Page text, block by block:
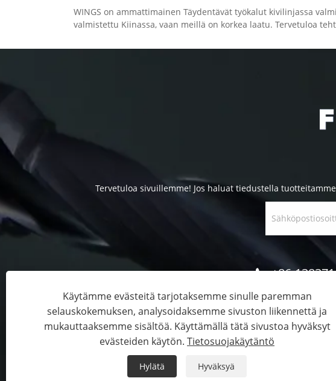
WINGS on ammattimainen Täydentävät työkalut kivilinjassa
valmistettu Kiinassa, vaan meillä on korkea laatu. Tervetuloa
Tervetuloa sivuillemme! Jos haluat tiedustella
+86-
Copyright © 2023 Filawing Industry Co.,
Käytämme evästeitä tarjotaksemme sinulle paremman
selauskokemuksen, analysoidaksemme sivuston liikennettä ja
mukauttaaksemme sisältöä. Käyttämällä tätä sivustoa hyväksyt
evästeiden käytön. Tietosuojakäytäntö
Hylätä Hyväksyä